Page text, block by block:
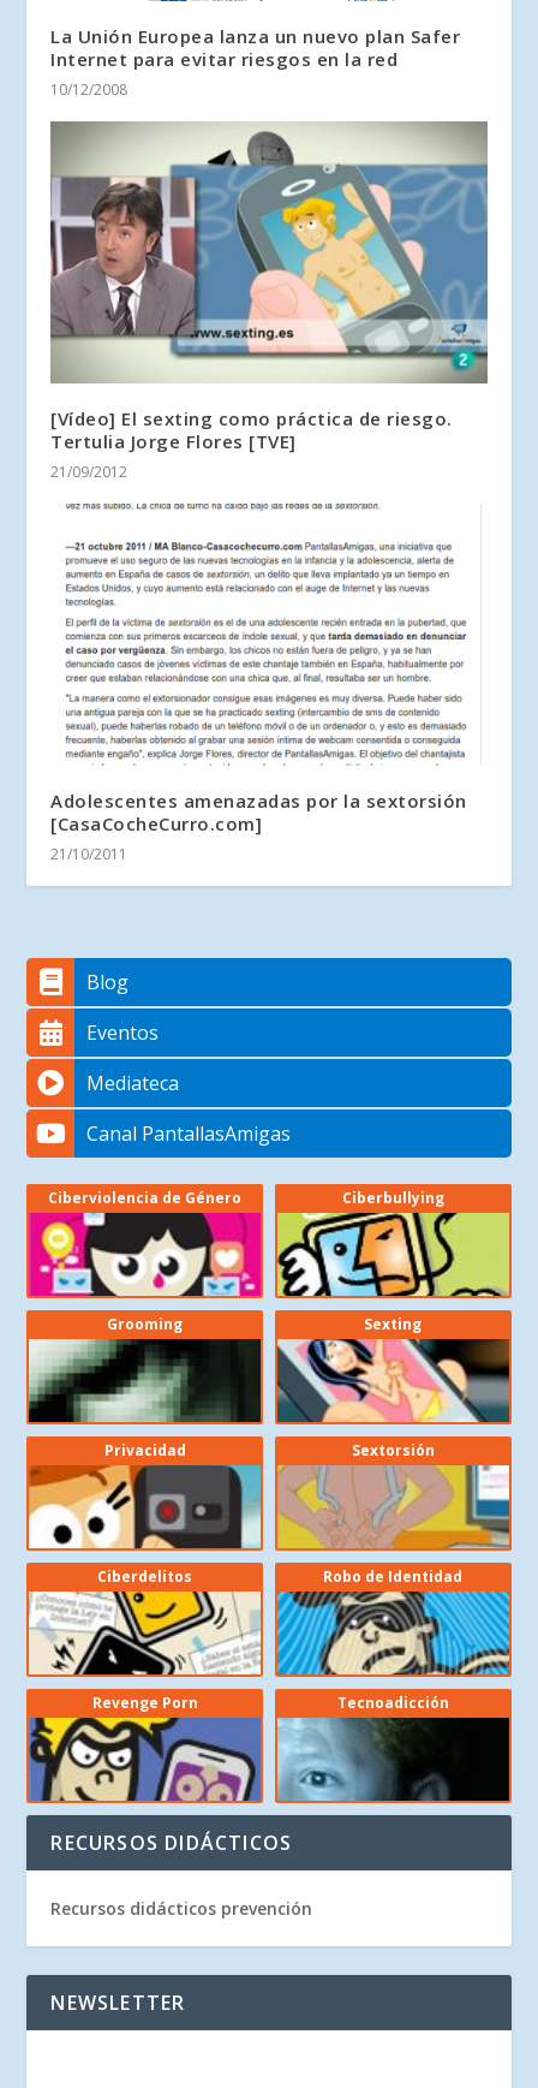
La Unión Europea lanza un nuevo plan Safer
Internet para evitar riesgos en la red
10/12/2008
[Vídeo] El sexting como práctica de riesgo.
Tertulia Jorge Flores [TVE]
21/09/2012
Adolescentes amenazadas por la sextorsión
[CasaCocheCurro.com]
21/10/2011
Blog
Eventos
Mediateca
Canal PantallasAmigas
Ciberviolencia de Género Ciberbullying
Grooming Sexting
Privacidad Sextorsión
Ciberdelitos Robo de Identidad
Revenge Porn Tecnoadicción
RECURSOS DIDÁCTICOS
Recursos didácticos prevención
NEWSLETTER